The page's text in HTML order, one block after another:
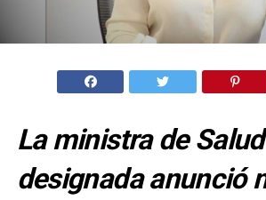
La ministra de Salud
designada anunció